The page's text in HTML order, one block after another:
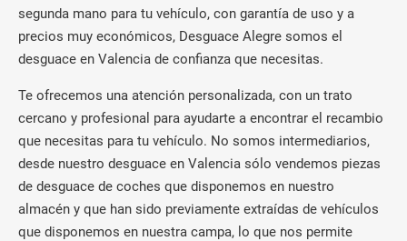
segunda mano para tu vehículo, con garantía de uso y a
precios muy económicos, Desguace Alegre somos el
desguace en Valencia de confianza que necesitas.
Te ofrecemos una atención personalizada, con un trato
cercano y profesional para ayudarte a encontrar el recambio
que necesitas para tu vehículo. No somos intermediarios,
desde nuestro desguace en Valencia sólo vendemos piezas
de desguace de coches que disponemos en nuestro
almacén y que han sido previamente extraídas de vehículos
que disponemos en nuestra campa, lo que nos permite